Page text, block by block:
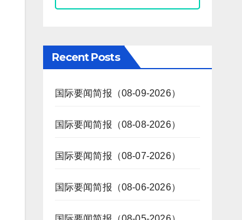
Recent Posts
国际要闻简报（08-09-2026）
国际要闻简报（08-08-2026）
国际要闻简报（08-07-2026）
国际要闻简报（08-06-2026）